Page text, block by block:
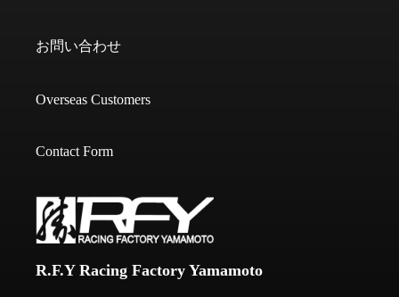
R.F.Y Racing Factory Yamamoto
お問い合わせ
Overseas Customers
Contact Form